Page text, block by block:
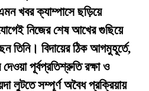
খবর ক্যাম্পাসে ছড়িয়ে
নিজের শেষ আখের গুছিয়ে
তিনি। বিদায়ের ঠিক আগমুহূর্তে,
পূর্বপ্রতিশ্রুতি রক্ষা ও
লুটতে সম্পূর্ণ অবৈধ প্রক্রিয়ায়